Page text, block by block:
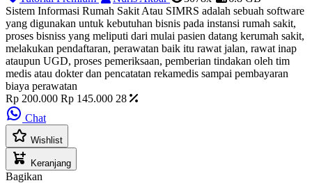
Sistem Informasi Rumah Sakit Atau SIMRS adalah sebuah software
yang digunakan untuk kebutuhan bisnis pada instansi rumah sakit,
proses bisniss yang meliputi dari mulai pasien datang kerumah sakit,
melakukan pendaftaran, perawatan baik itu rawat jalan, rawat inap
ataupun UGD, proses pemeriksaan, pemberian tindakan oleh tim
medis atau dokter dan pencatatan rekamedis sampai pembayaran
biaya perawatan
Rp 200.000 Rp 145.000 28
Chat
Wishlist
Keranjang
Bagikan